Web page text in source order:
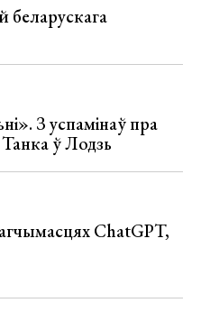
беларускага
З успамінаў пра
ў Лодзь
ChatGPT,